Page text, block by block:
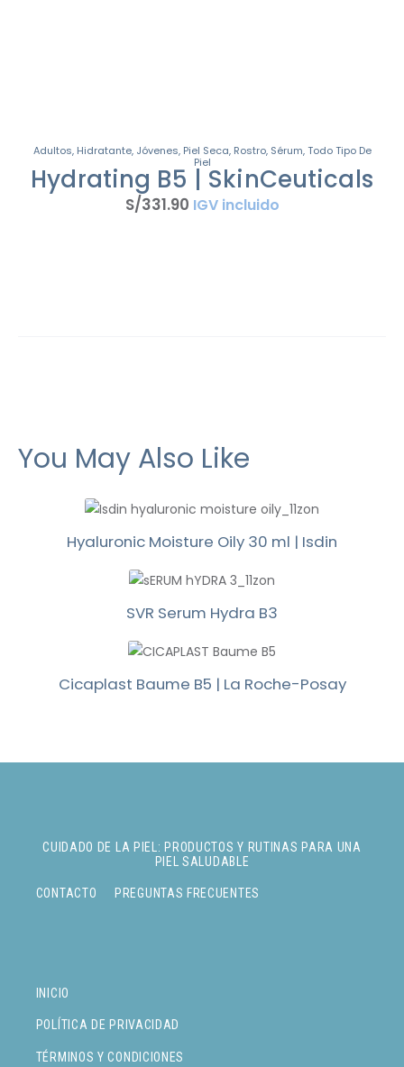
Adultos, Hidratante, Jóvenes, Piel Seca, Rostro, Sérum,Todo Tipo De
Piel
Hydrating B5 | SkinCeuticals
S/331.90 IGV incluido
You May Also Like
Hyaluronic Moisture Oily 30 ml | Isdin
SVR Serum Hydra B3
Cicaplast Baume B5 | La Roche-Posay
INICIO
POLÍTICA DE PRIVACIDAD
TÉRMINOS Y CONDICIONES
CUIDADO DE LA PIEL: PRODUCTOS Y RUTINAS PARA UNA
PIEL SALUDABLE
CONTACTO PREGUNTAS FRECUENTES